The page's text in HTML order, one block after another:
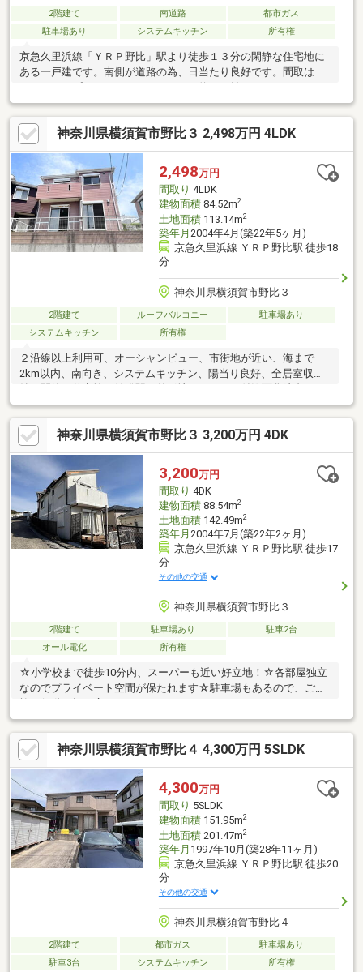
2階建て 南道路
都市ガス
駐車場あり
システムキッチン 所有権
京急久里浜線「ＹＲＰ野比」駅より徒歩１３分の閑静な住宅地に
ある一戸建です。南側が道路の為、日当たり良好です。間取は３
ちょっとしたガーデンニングが出来そうなお庭スペースもありま
す。近隣にはコンビニやスーパー、ドラッグストア等の商業施設
が点在しており、生活便利な住環境かと思います。また、少し足
をのばせば野比海岸遊歩道（徒歩約２０分）があり、海を見なが
らのお散歩や釣りを楽しむことも出来ます。どうぞお気軽にお問
い合わせください。
神奈川県横須賀市野比３ 2,498万円 4LDK
2,498万円
間取り 4LDK
建物面積84.52m2
土地面積113.14m2
築年月 2004年4月(築22年5ヶ月)
京急久里浜線 ＹＲＰ野比駅 徒歩18
分
神奈川県横須賀市野比３
2階建て ルーフバルコニー
駐車場あり
システムキッチン
所有権
２沿線以上利用可、オーシャンビュー、市街地が近い、海まで
2km以内、南向き、システムキッチン、陽当り良好、全居室収
イレ２ヶ所、浴室１坪以上、２階建、南面バルコニー、南庭、浴
室に窓、通風良好、全居室フローリング、眺望良好、全室２面採
光、ルーフバルコニー、開発分譲地内、周辺交通量少なめ
神奈川県横須賀市野比３ 3,200万円 4DK
3,200万円
間取り 4DK
建物面積88.54m2
土地面積142.49m2
築年月 2004年7月(築22年2ヶ月)
京急久里浜線 ＹＲＰ野比駅 徒歩17
分
その他の交通
神奈川県横須賀市野比３
2階建て 駐車場あり
駐車2台
オール電化
所有権
☆小学校まで徒歩10分内、スーパーも近い好立地！☆各部屋独立
なのでプライベート空間が保たれます☆駐車場もあるので、ご家
神奈川県横須賀市野比４ 4,300万円 5SLDK
4,300万円
間取り 5SLDK
建物面積151.95m2
土地面積201.47m2
築年月 1997年10月(築28年11ヶ月)
京急久里浜線 ＹＲＰ野比駅 徒歩20
分
その他の交通
神奈川県横須賀市野比４
2階建て 都市ガス
駐車場あり
駐車3台
システムキッチン 所有権